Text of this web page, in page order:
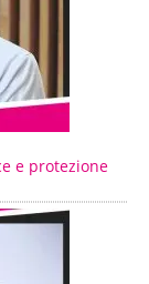
e protezione